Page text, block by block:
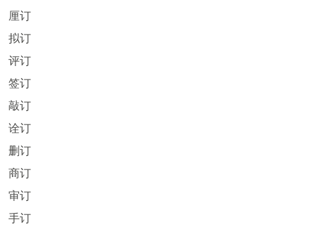
厘订
拟订
评订
签订
敲订
诠订
删订
商订
审订
手订